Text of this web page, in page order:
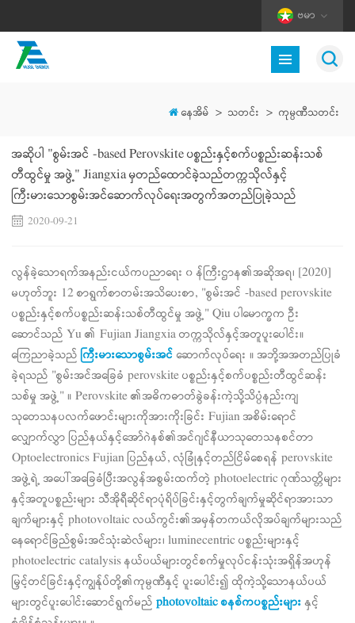
ဗမာ
နေအိမ် > သတင်း > ကုမ္ပဏီသတင်း
အဆိုပါ "စွမ်းအင် -based Perovskite ပစ္စည်းနှင့်စက်ပစ္စည်းဆန်းသစ်
တီထွင်မှု အဖွဲ့" Jiangxia မှတည်ထောင်ခဲ့သည်တက္ကသိုလ်နှင့်
ကြီးမားသောစွမ်းအင်ဆောက်လုပ်ရေးအတွက်အတည်ပြုခဲ့သည်
2020-09-21
လွန်ခဲ့သောရက်အနည်းငယ်ကပညာရေး ၀ န်ကြီးဌာန၏အဆိုအရ၊ [2020]
မဟုတ်ဘူး 12 စာရွက်စာတမ်းအသိပေးစာ, "စွမ်းအင် -based perovskite
ပစ္စည်းနှင့်စက်ပစ္စည်းဆန်းသစ်တီထွင်မှု အဖွဲ့" Qiu ပါမောက္ခက ဦး
ဆောင်သည် Yu ၏ Fujian Jiangxia တက္ကသိုလ်နှင့်အတူပူးပေါင်း။
ကြေညာခဲ့သည် ကြီးမားသောစွမ်းအင် ဆောက်လုပ်ရေး ။ အဘို့အအတည်ပြုခံ
ခဲ့ရသည် "စွမ်းအင်အခြေခံ perovskite ပစ္စည်းနှင့်စက်ပစ္စည်းတီထွင်ဆန်း
သစ်မှု အဖွဲ့" ။ Perovskite ၏အဓိကဓာတ်ခွဲခန်းကဲ့သို့သိပ္ပံနည်းကျ
သုတေသနပလက်ဖောင်းများကိုအားကိုးခြင်း Fujian အစိမ်းရောင်
လျှောက်လွှာ ပြည်နယ်နှင့်အော်ဂဲနစ်၏အင်ဂျင်နီယာသုတေသနစင်တာ
Optoelectronics Fujian ပြည်နယ်, လုံခြုံနှင့်တည်ငြိမ်စေရန် perovskite
အဖွဲ့ရဲ့ အပေါ်အခြေခံပြီးအလွန်အစွမ်းထက်တဲ့ photoelectric ဂုဏ်သတ္တိများ
နှင့်အတူပစ္စည်းများ သီအိုရီဆိုင်ရာပုံရိပ်ခြင်းနှင့်တွက်ချက်မှုဆိုင်ရာအားသာ
ချက်များနှင့် photovoltaic လယ်ကွင်း၏အမှန်တကယ်လိုအပ်ချက်များသည်
နေရောင်ခြည်စွမ်းအင်သုံးဆဲလ်များ၊ luminecentric ပစ္စည်းများနှင့်
photoelectric catalysis နယ်ပယ်များတွင်စက်မှုလုပ်ငန်းသုံးအရှိန်အဟုန်
မြှင့်တင်ခြင်းနှင့်ကျွန်ုပ်တို့၏ကုမ္ပဏီနှင့် ပူးပေါင်း၍ ထိုကဲ့သို့သောနယ်ပယ်
များတွင်ပူးပေါင်းဆောင်ရွက်မည် photovoltaic စနစ်ကပစ္စည်းများ နှင့်